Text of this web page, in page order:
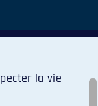
la vie